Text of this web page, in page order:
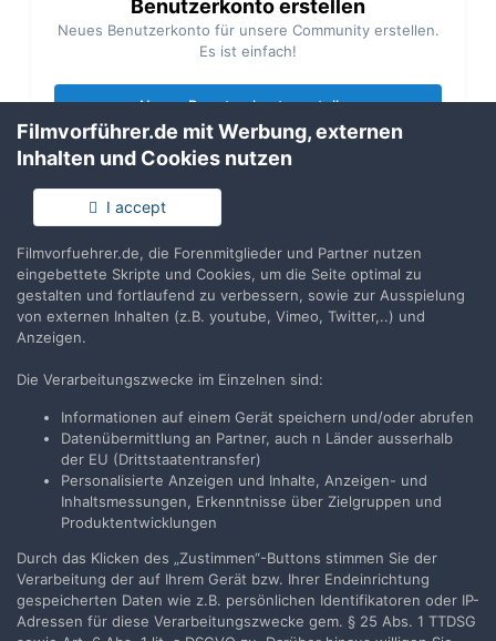
Benutzerkonto erstellen
Neues Benutzerkonto für unsere Community erstellen.
Es ist einfach!
Neues Benutzerkonto erstellen
Du hast bereits ein Benutzerkonto? Melde Dich hier an.
Jetzt anmelden
Teilen Folgen
Zur Themenübersicht
Filmvorführer.de via Google durchsuchen:
Filmvorführer.de mit Werbung, externen
Inhalten und Cookies nutzen
I accept
Filmvorfuehrer.de, die Forenmitglieder und Partner nutzen
eingebettete Skripte und Cookies, um die Seite optimal zu
gestalten und fortlaufend zu verbessern, sowie zur Ausspielung
von externen Inhalten (z.B. youtube, Vimeo, Twitter,..) und
Anzeigen.
Die Verarbeitungszwecke im Einzelnen sind:
Informationen auf einem Gerät speichern und/oder abrufen
Datenübermittlung an Partner, auch n Länder ausserhalb
der EU (Drittstaatentransfer)
Personalisierte Anzeigen und Inhalte, Anzeigen- und
Inhaltsmessungen, Erkenntnisse über Zielgruppen und
Produktentwicklungen
Durch das Klicken des „Zustimmen“-Buttons stimmen Sie der
Verarbeitung der auf Ihrem Gerät bzw. Ihrer Endeinrichtung
gespeicherten Daten wie z.B. persönlichen Identifikatoren oder IP-
Adressen für diese Verarbeitungszwecke gem. § 25 Abs. 1 TTDSG